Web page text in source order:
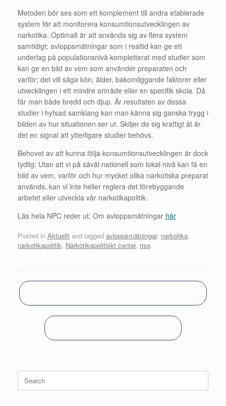
Metoden bör ses som ett komplement till andra etablerade
system för att monitorera konsumtionsutvecklingen av
narkotika. Optimalt är att använda sig av flera system
samtidigt; avloppsmätningar som i realtid kan ge ett
underlag på populationsnivå kompletterat med studier som
kan ge en bild av vem som använder preparaten och
varför; det vill säga kön, ålder, bakomliggande faktorer eller
utvecklingen i ett mindre område eller en specifik skola. Då
får man både bredd och djup. Är resultaten av dessa
studier i hyfsad samklang kan man känna sig ganska trygg i
bilden av hur situationen ser ut. Skiljer de sig kraftigt åt är
det en signal att ytterligare studier behövs.
Behovet av att kunna följa konsumtionsutvecklingen är dock
tydlig: Utan att vi på såväl nationell som lokal nivå kan få en
bild av vem, varför och hur mycket olika narkotiska preparat
används, kan vi inte heller reglera det förebyggande
arbetet eller utveckla vår narkotikapolitik.
Läs hela NPC reder ut: Om avloppsmätningar här
Posted in Aktuellt and tagged avloppsmätningar, narkotika,
narkotikapolitik, Narkotikapolitiskt center, rise.
Post navigation
Search
for: